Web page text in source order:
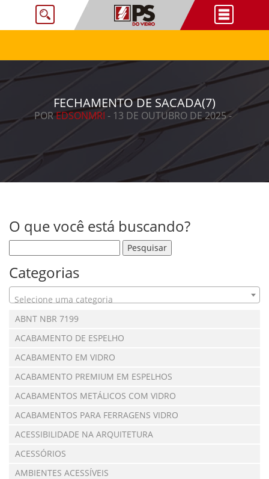
FECHAMENTO DE SACADA(7)
POREDSONMRI - 13 DE OUTUBRO DE 2025 -
O que você está buscando?
Categorias
Selecione uma categoria
ABNT NBR 7199
ACABAMENTO DE ESPELHO
ACABAMENTO EM VIDRO
ACABAMENTO PREMIUM EM ESPELHOS
ACABAMENTOS METÁLICOS COM VIDRO
ACABAMENTOS PARA FERRAGENS VIDRO
ACESSIBILIDADE NA ARQUITETURA
ACESSÓRIOS
AMBIENTES ACESSÍVEIS